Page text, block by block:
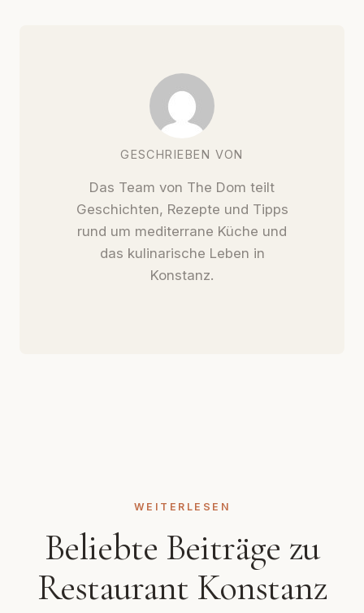
GESCHRIEBEN VON
Das Team von The Dom teilt
Geschichten, Rezepte und Tipps
rund um mediterrane Küche und
das kulinarische Leben in
Konstanz.
WEITERLESEN
Beliebte Beiträge zu
Restaurant Konstanz